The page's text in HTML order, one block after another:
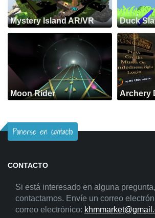
Mystery Island AR/VR Duck
Moon Rider Archery
Ponerse en contacto
CONTACTO
Si está interesado en alguna
contactarnos. Envíe un correo
correo electrónico: